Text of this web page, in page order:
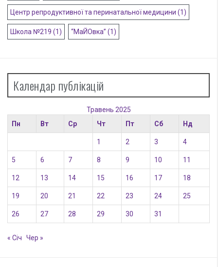
Центр репродуктивної та перинатальної медицини (1)
Школа №219 (1) “МаЙОвка” (1)
Календар публікацій
Травень 2025
Пн
Вт Ср Чт Пт Сб Нд
1 2 3 4
5 6 7 8 9 10 11
12 13 14 15 16 17 18
19 20 21 22 23 24 25
26 27 28 29 30 31
« Січ Чер »